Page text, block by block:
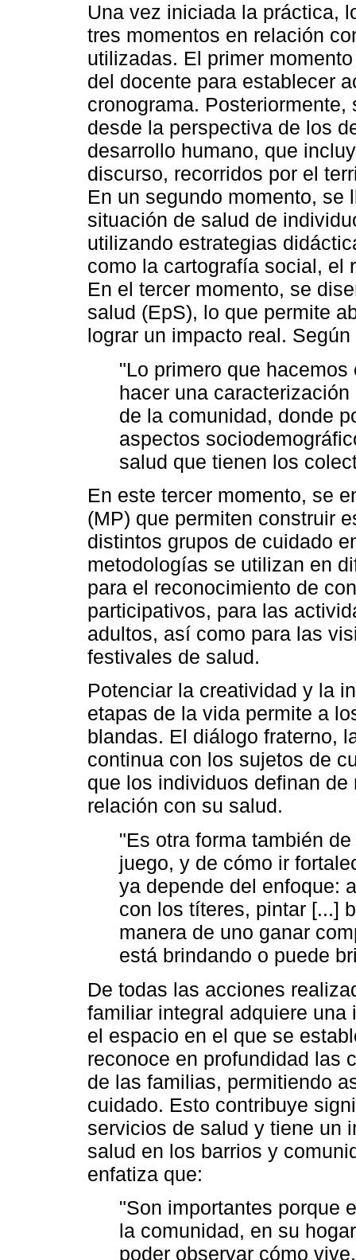
Una vez iniciada la práctica,
tres momentos en relación
utilizadas. El primer
del docente para establecer
cronograma.
desde la perspectiva de los
desarrollo humano, que
discurso, recorridos por el
En un segundo momento,
situación de salud de
utilizando estrategias
como la cartografía social, el
En el tercer momento, se
salud (EpS), lo que permite
lograr un impacto real.
"Lo primero que
hacer una
de la comunidad, donde
aspectos
salud que tienen los
En este tercer momento, se
(MP) que permiten construir
distintos grupos de cuidado
metodologías se utilizan en
para el reconocimiento de
participativos, para las
adultos, así como para las
festivales de salud.
Potenciar la creatividad y la
etapas de la vida permite a
blandas. El diálogo fraterno,
continua con los sujetos de
que los individuos definan
relación con su salud.
"Es otra forma también
juego, y de cómo ir
ya depende del enfoque:
con los títeres, pintar [...]
manera de uno ganar
está brindando o puede
De todas las acciones
familiar integral adquiere
el espacio en el que se
reconoce en profundidad las
de las familias, permitiendo
cuidado. Esto contribuye
servicios de salud y tiene un
salud en los barrios y
enfatiza que:
"Son importantes porque
la comunidad, en su
poder observar cómo